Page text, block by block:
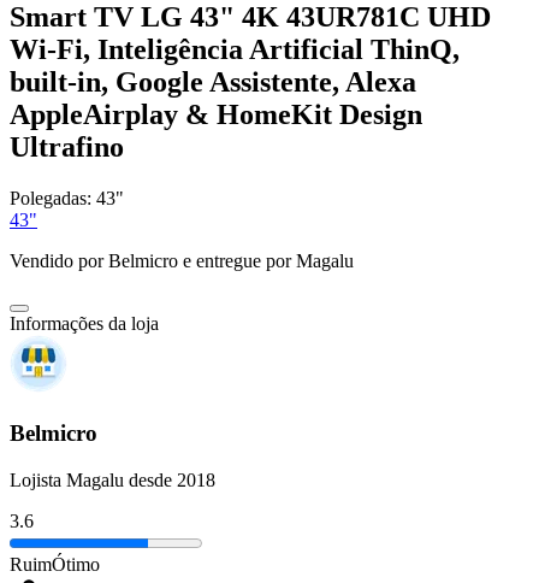
Smart TV LG 43" 4K 43UR781C UHD
Wi-Fi, Inteligência Artificial ThinQ,
built-in, Google Assistente, Alexa
AppleAirplay & HomeKit Design
Ultrafino
Polegadas: 43"
43"
Vendido porBelmicro e entregue por Magalu
Informações da loja
Belmicro
Lojista Magalu desde 2018
3.6
RuimÓtimo